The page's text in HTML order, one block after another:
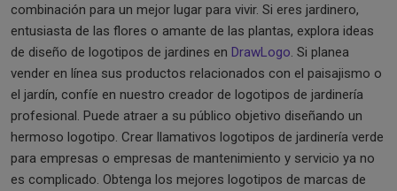
combinación para un mejor lugar para vivir. Si eres jardinero,
entusiasta de las flores o amante de las plantas, explora ideas
de diseño de logotipos de jardines en DrawLogo. Si planea
vender en línea sus productos relacionados con el paisajismo o
el jardín, confíe en nuestro creador de logotipos de jardinería
profesional. Puede atraer a su público objetivo diseñando un
hermoso logotipo. Crear llamativos logotipos de jardinería verde
para empresas o empresas de mantenimiento y servicio ya no
es complicado. Obtenga los mejores logotipos de marcas de